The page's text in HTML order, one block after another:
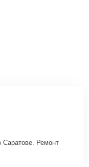
Саратове. Ремонт